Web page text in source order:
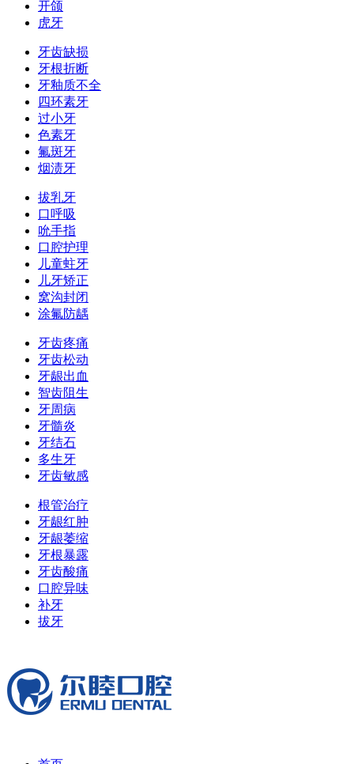
开颌
虎牙
牙齿缺损
牙根折断
牙釉质不全
四环素牙
过小牙
色素牙
氟斑牙
烟渍牙
拔乳牙
口呼吸
吮手指
口腔护理
儿童蛀牙
儿牙矫正
窝沟封闭
涂氟防龋
牙齿疼痛
牙齿松动
牙龈出血
智齿阻生
牙周病
牙髓炎
牙结石
多生牙
牙齿敏感
根管治疗
牙龈红肿
牙龈萎缩
牙根暴露
牙齿酸痛
口腔异味
补牙
拔牙